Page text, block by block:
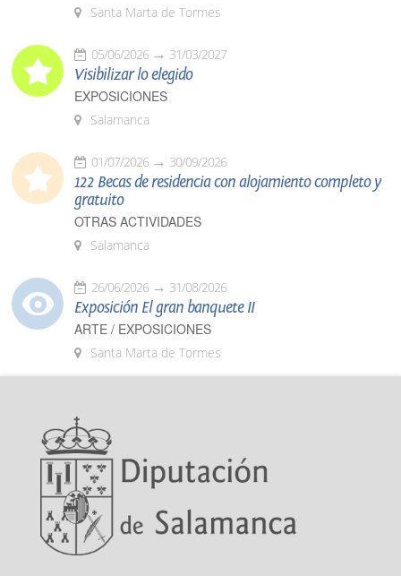
Santa Marta de Tormes
05/06/2026 31/03/2027
Visibilizar lo elegido
EXPOSICIONES
Salamanca
01/07/2026 30/09/2026
122 Becas de residencia con alojamiento completo y
gratuito
OTRAS ACTIVIDADES
Salamanca
26/06/2026 31/08/2026
Exposición El gran banquete II
ARTE / EXPOSICIONES
Santa Marta de Tormes